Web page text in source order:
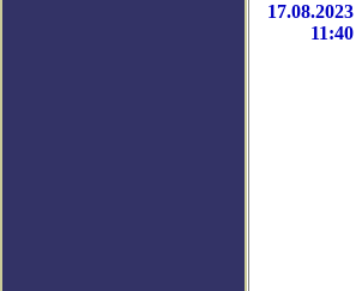
17.08.2023
11:40